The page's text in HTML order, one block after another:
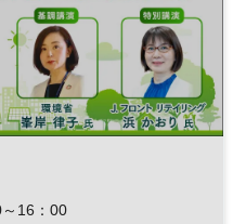
16：00